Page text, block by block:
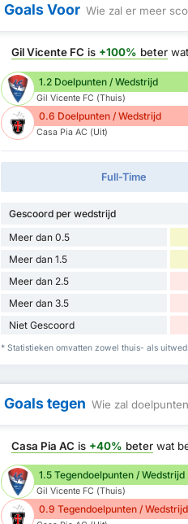
Goals Voor Wie zal er meer
Gil Vicente FC is +100% beter
1.2 Doelpunten / Wedstrijd
Gil Vicente FC (Thuis)
0.6 Doelpunten / Wedstrijd
Casa Pia AC (Uit)
Full-Time
Gescoord per wedstrijd
Meer dan 0.5
Meer dan 1.5
Meer dan 2.5
Meer dan 3.5
Niet Gescoord
* Statistieken omvatten zowel thuis- als
Goals tegen Wie zal
Casa Pia AC is +40% beter wat
1.5 Tegendoelpunten / Wedstrijd
Gil Vicente FC (Thuis)
0.9 Tegendoelpunten / Wedstrijd